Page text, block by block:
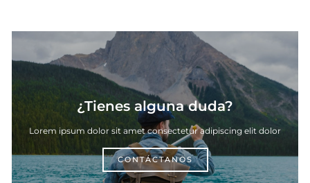
¿Tienes alguna duda?
Lorem ipsum dolor sit amet consectetur adipiscing elit dolor
CONTÁCTANOS